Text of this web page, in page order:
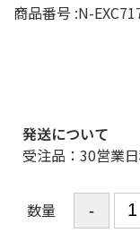
商品番号 :N-
発送について
受注品：30営業
数量